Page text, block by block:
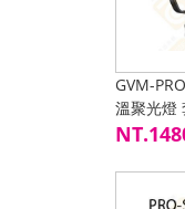
GVM-
溫聚光燈